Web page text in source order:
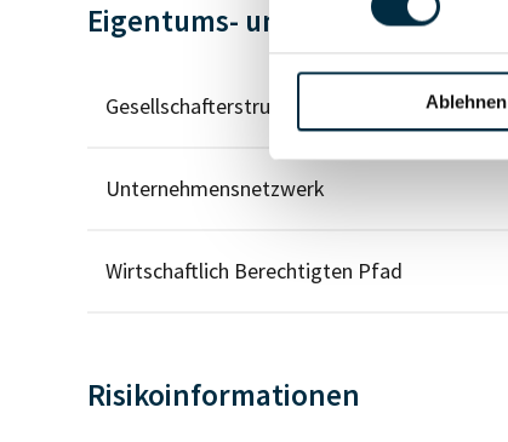
Ablehnen
Eigentums- und Kontrollstruktur
Gesellschafterstruktur
Unternehmensnetzwerk
Wirtschaftlich Berechtigten Pfad
Risikoinformationen